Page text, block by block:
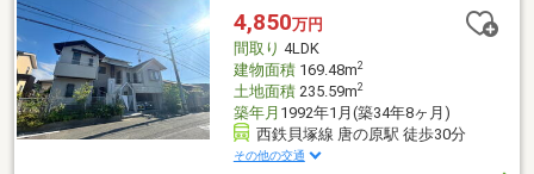
までにたくさんお受けしてきました＾＾お客様に合った最適な金
融機関のご提案や、将来を見越した無理のないご返済プランの作
成もしています！ぜひ一度ご相談下さい＾＾
4,850万円
間取り 4LDK
建物面積169.48m2
土地面積235.59m2
築年月 1992年1月(築34年8ヶ月)
西鉄貝塚線 唐の原駅 徒歩30分
その他の交通